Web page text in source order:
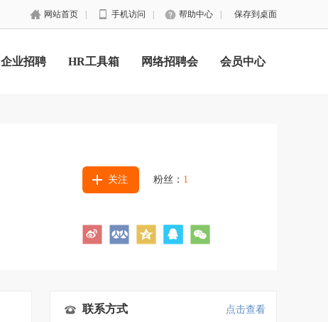
网站首页 手机访问 帮助中心 保存到桌面
企业招聘 HR工具箱 网络招聘会 会员中心
关注 粉丝： 1
联系方式 点击查看